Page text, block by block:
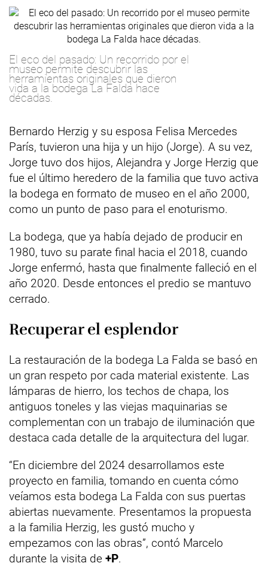
El eco del pasado: Un recorrido por el
museo permite descubrir las
herramientas originales que dieron
vida a la bodega La Falda hace
décadas.
Bernardo Herzig y su esposa Felisa Mercedes
París, tuvieron una hija y un hijo (Jorge). A su vez,
Jorge tuvo dos hijos, Alejandra y Jorge Herzig que
fue el último heredero de la familia que tuvo activa
la bodega en formato de museo en el año 2000,
como un punto de paso para el enoturismo.
La bodega, que ya había dejado de producir en
1980, tuvo su parate final hacia el 2018, cuando
Jorge enfermó, hasta que finalmente falleció en el
año 2020. Desde entonces el predio se mantuvo
cerrado.
Recuperar el esplendor
La restauración de la bodega La Falda se basó en
un gran respeto por cada material existente. Las
lámparas de hierro, los techos de chapa, los
antiguos toneles y las viejas maquinarias se
complementan con un trabajo de iluminación que
destaca cada detalle de la arquitectura del lugar.
“En diciembre del 2024 desarrollamos este
proyecto en familia, tomando en cuenta cómo
veíamos esta bodega La Falda con sus puertas
abiertas nuevamente. Presentamos la propuesta
a la familia Herzig, les gustó mucho y
empezamos con las obras”, contó Marcelo
durante la visita de +P.